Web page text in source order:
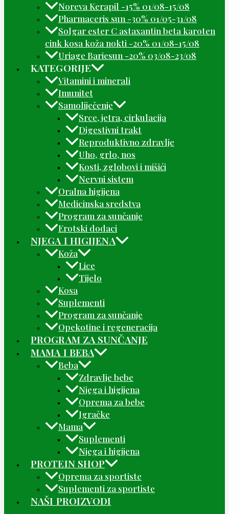
Noreva Kerapil -15% 01/08-15/08
Pharmaceris sun -30% 01/05-31/08
Solgar ester C astaxantin beta karoten
cink kosa koža nokti -20% 01/08-15/08
Uriage Bariesun -20% 03/08-23/08
KATEGORIJE
Vitamini i minerali
Imunitet
Samoliječenje
Srce, jetra, cirkulacija
Digestivni trakt
Reproduktivno zdravlje
Uho, grlo, nos
Kosti, zglobovi i mišići
Nervni sistem
Oralna higijena
Medicinska sredstva
Program za sunčanje
Erotski dodaci
NJEGA I HIGIJENA
Koža
Lice
Tijelo
Kosa
Suplementi
Program za sunčanje
Opekotine i regeneracija
PROGRAM ZA SUNČANJE
MAMA I BEBA
Beba
Zdravlje bebe
Njega i higijena
Oprema za bebe
Igračke
Mama
Suplementi
Njega i higijena
PROTEIN SHOP
Oprema za sportiste
Suplementi za sportiste
NAŠI PROIZVODI